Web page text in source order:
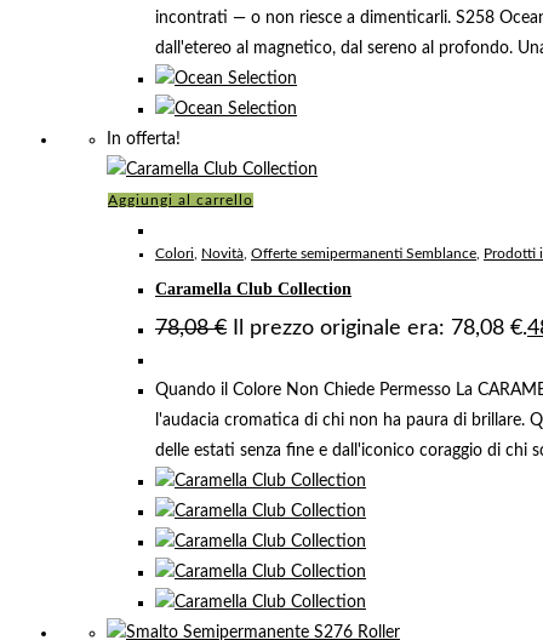
incontrati — o non riesce a dimenticarli. S258
dall'etereo al magnetico, dal sereno al profondo.
In offerta!
Aggiungi al carrello
Colori Novità Offerte semipermanenti Semblance Prodotti
Caramella Club Collection
78,08€ Il prezzo originale era: 78,08 €.
Quando il Colore Non Chiede Permesso La
l'audacia cromatica di chi non ha paura di brillare.
delle estati senza fine e dall'iconico coraggio di chi